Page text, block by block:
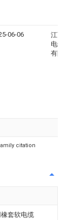
06-06
江西
电缆
有限
citation
套软电缆